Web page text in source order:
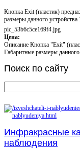
Кнопка Exit (пластик)
размеры данного
pic_53b6c5ce169f4.jpg
Цена:
Описание Кнопка "Exit"
Габаритные размеры
Поиск по сайту
Инфракрасные
наблюдения